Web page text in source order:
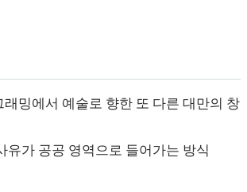
래밍에서 예술로 향한 또 다른 대만의 창
유가 공공 영역으로 들어가는 방식